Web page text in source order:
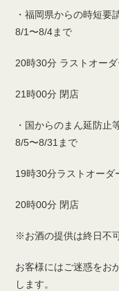
・福岡県からの時短要
8/1〜8/4まで
20時30分 ラストオー
21時00分 閉店
・国からのまん延防止
8/5〜8/31まで
19時30分ラストオー
20時00分 閉店
※お酒の提供は終日不
お客様にはご迷惑をお
します。